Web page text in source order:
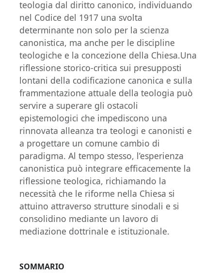
teologia dal diritto canonico, individuando
nel Codice del 1917 una svolta
determinante non solo per la scienza
canonistica, ma anche per le discipline
teologiche e la concezione della Chiesa.Una
riflessione storico-critica sui presupposti
lontani della codificazione canonica e sulla
frammentazione attuale della teologia può
servire a superare gli ostacoli
epistemologici che impediscono una
rinnovata alleanza tra teologi e canonisti e
a progettare un comune cambio di
paradigma. Al tempo stesso, l’esperienza
canonistica può integrare efficacemente la
riflessione teologica, richiamando la
necessità che le riforme nella Chiesa si
attuino attraverso strutture sinodali e si
consolidino mediante un lavoro di
mediazione dottrinale e istituzionale.
SOMMARIO